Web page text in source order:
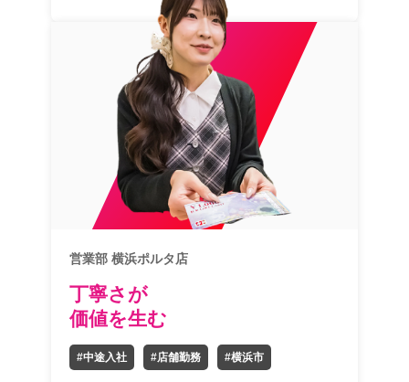
営業部 横浜ポルタ店
丁寧さが
価値を生む
#中途入社 #店舗勤務 #横浜市